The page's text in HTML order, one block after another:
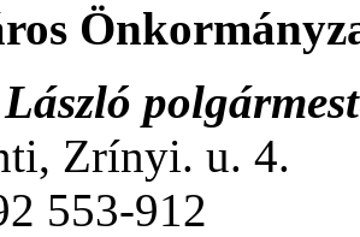
Zrínyi. u. 4.
553-912